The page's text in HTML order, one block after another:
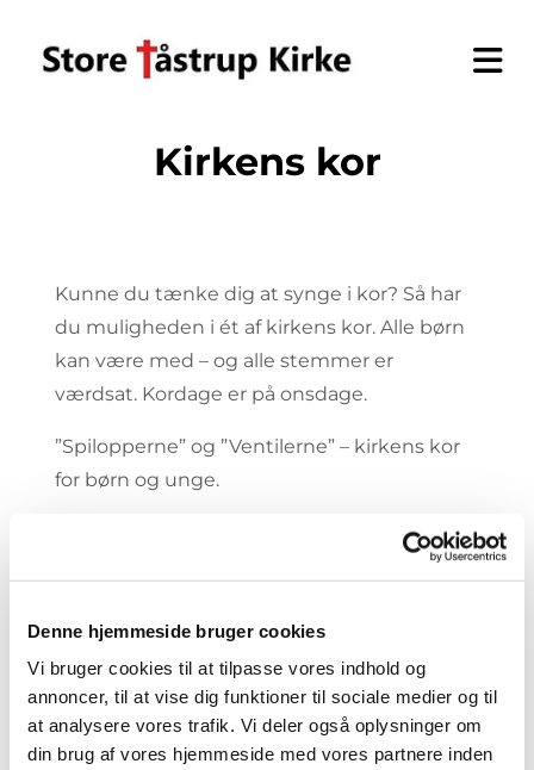
Denne hjemmeside bruger cookies
Vi bruger cookies til at tilpasse vores indhold og
annoncer, til at vise dig funktioner til sociale medier og til
at analysere vores trafik. Vi deler også oplysninger om
din brug af vores hjemmeside med vores partnere inden
Kirkens kor
Kunne du tænke dig at synge i kor? Så har
du muligheden i ét af kirkens kor. Alle børn
kan være med – og alle stemmer er
værdsat. Kordage er på onsdage.
”Spilopperne” og ”Ventilerne” – kirkens kor
for børn og unge.
Kom til kor og lær en masse nye sange, god
om sangen, når vi synger.
Spirekoret ”Spilopperne”(0.-2.klasse) synger i
menighedshuset 14.00-15.10 og følges frem
og tilbage fra skolen.